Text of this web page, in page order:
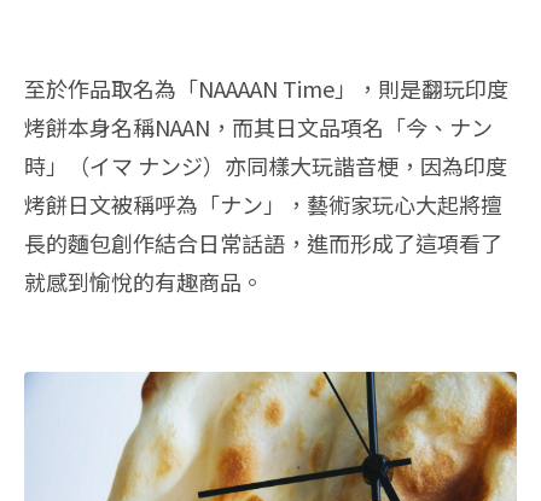
至於作品取名為「NAAAAN Time」，則是翻玩印度
烤餅本身名稱NAAN，而其日文品項名「今、ナン
時」（イマ ナンジ）亦同樣大玩諧音梗，因為印度
烤餅日文被稱呼為「ナン」，藝術家玩心大起將擅
長的麵包創作結合日常話語，進而形成了這項看了
就感到愉悅的有趣商品。